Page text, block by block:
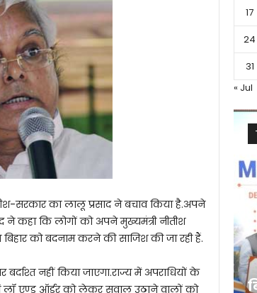
सरकार का लालू प्रसाद ने बचाव किया है.अपने
ने कहा कि लोगों को अपने मुख्यमंत्री नीतीश
बिहार को बदनाम करने की साजिश की जा रही हैं.
नहीं किया जाएगा.राज्य में अपराधियों के
एण्ड ऑर्डर को लेकर सवाल उठाने वालों को
17
24
31
« Jul